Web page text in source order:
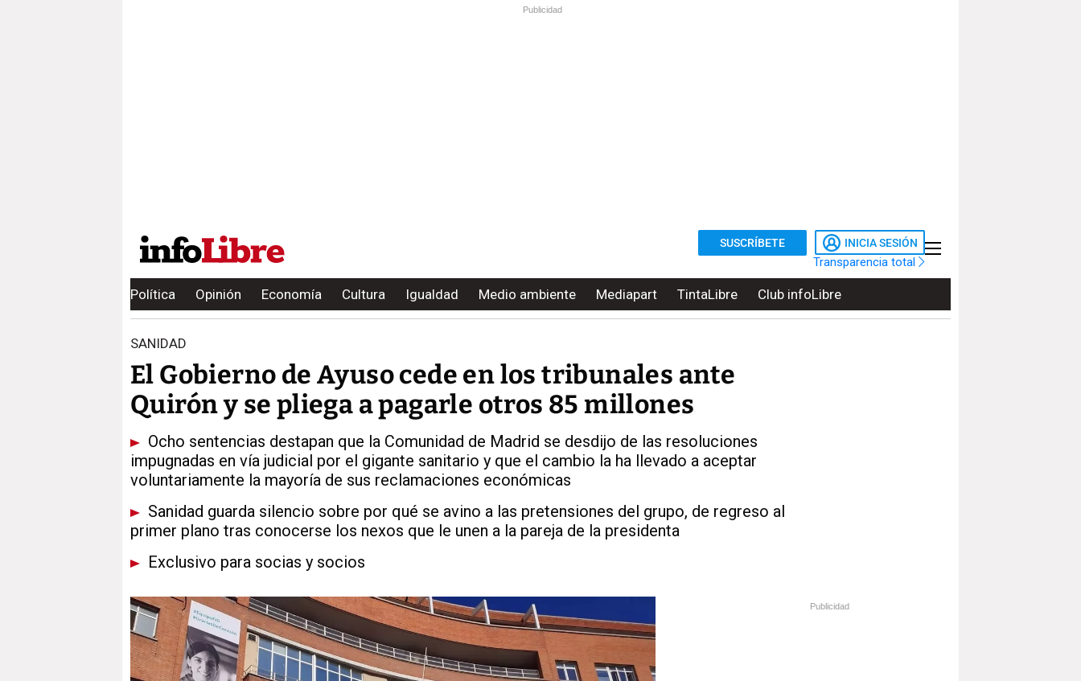
Publicidad
SUSCRÍBETE INICIA SESIÓN
Transparencia total
Política Opinión Economía Cultura Igualdad Medio ambiente Mediapart TintaLibre Club infoLibre
SANIDAD
El Gobierno de Ayuso cede en los tribunales ante
Quirón y se pliega a pagarle otros 85 millones
Ocho sentencias destapan que la Comunidad de Madrid se desdijo de las resoluciones
impugnadas en vía judicial por el gigante sanitario y que el cambio la ha llevado a aceptar
voluntariamente la mayoría de sus reclamaciones económicas
Sanidad guarda silencio sobre por qué se avino a las pretensiones del grupo, de regreso al
primer plano tras conocerse los nexos que le unen a la pareja de la presidenta
Exclusivo para socias y socios
Publicidad